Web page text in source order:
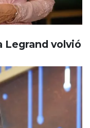
Legrand volvió